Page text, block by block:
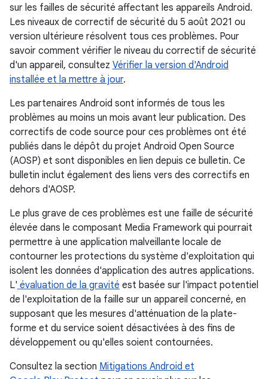
sur les failles de sécurité affectant les appareils Android.
Les niveaux de correctif de sécurité du 5 août 2021 ou
version ultérieure résolvent tous ces problèmes. Pour
savoir comment vérifier le niveau du correctif de sécurité
d'un appareil, consultez Vérifier la version d'Android
installée et la mettre à jour.
Les partenaires Android sont informés de tous les
problèmes au moins un mois avant leur publication. Des
correctifs de code source pour ces problèmes ont été
publiés dans le dépôt du projet Android Open Source
(AOSP) et sont disponibles en lien depuis ce bulletin. Ce
bulletin inclut également des liens vers des correctifs en
dehors d'AOSP.
Le plus grave de ces problèmes est une faille de sécurité
élevée dans le composant Media Framework qui pourrait
permettre à une application malveillante locale de
contourner les protections du système d'exploitation qui
isolent les données d'application des autres applications.
L' évaluation de la gravité est basée sur l'impact potentiel
de l'exploitation de la faille sur un appareil concerné, en
supposant que les mesures d'atténuation de la plate-
forme et du service soient désactivées à des fins de
développement ou qu'elles soient contournées.
Consultez la section Mitigations Android et